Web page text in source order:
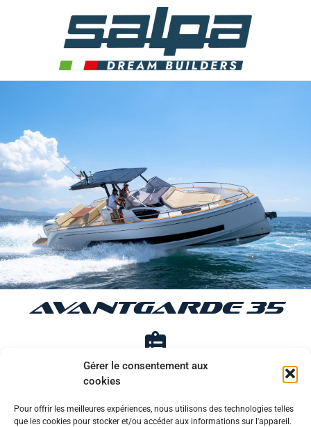
Gérer le consentement aux
cookies
Pour offrir les meilleures expériences, nous utilisons des technologies telles
que les cookies pour stocker et/ou accéder aux informations sur l'appareil.
AVANTGARDE 35
Téléchargez la liste de prix en pdf (ITA)
Português (AO90)